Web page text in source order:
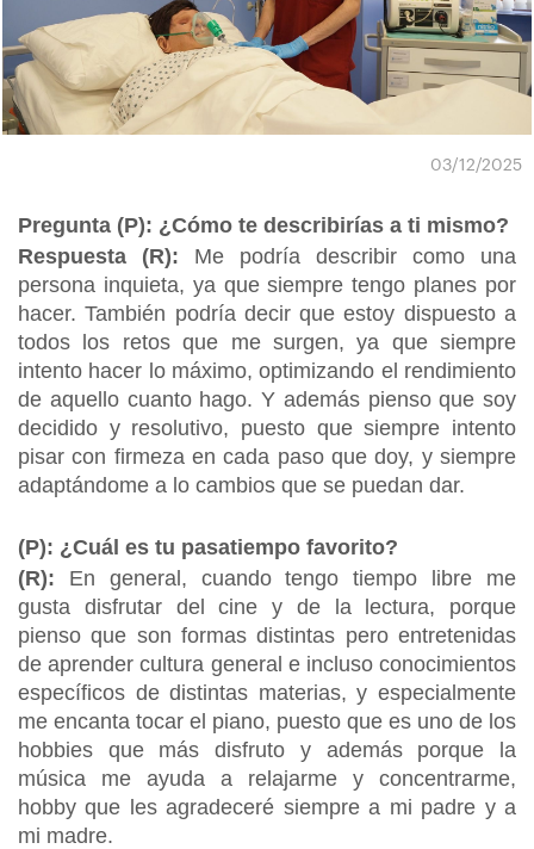
03/12/2025
Pregunta (P): ¿Cómo te describirías a ti mismo?
Respuesta (R): Me podría describir como una
persona inquieta, ya que siempre tengo planes por
hacer. También podría decir que estoy dispuesto a
todos los retos que me surgen, ya que siempre
intento hacer lo máximo, optimizando el rendimiento
de aquello cuanto hago. Y además pienso que soy
decidido y resolutivo, puesto que siempre intento
pisar con firmeza en cada paso que doy, y siempre
adaptándome a lo cambios que se puedan dar.
(P): ¿Cuál es tu pasatiempo favorito?
(R): En general, cuando tengo tiempo libre me
gusta disfrutar del cine y de la lectura, porque
pienso que son formas distintas pero entretenidas
de aprender cultura general e incluso conocimientos
específicos de distintas materias, y especialmente
me encanta tocar el piano, puesto que es uno de los
hobbies que más disfruto y además porque la
música me ayuda a relajarme y concentrarme,
hobby que les agradeceré siempre a mi padre y a
mi madre.